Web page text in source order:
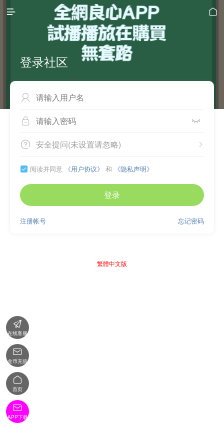
 
登录社区

 
 
安全提问(未设置请忽略)
 阅读并同意 《用户协议》 和 《隐私声明》
登录
忘记密码
注册帐号
繁體中文版

在线客服

金币充值

首页

APP下载